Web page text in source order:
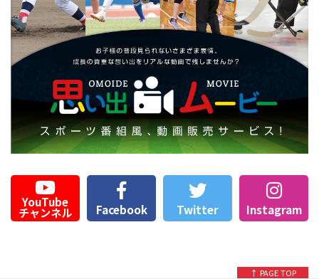
YouTube
チャンネル Facebook Twitter Instagram
↑ PAGE TOP